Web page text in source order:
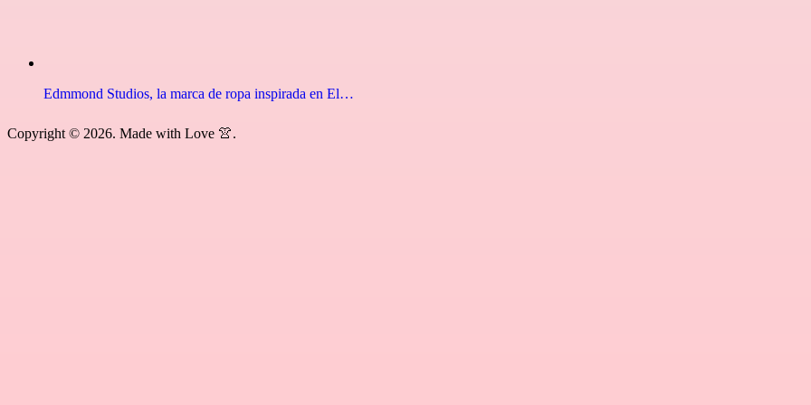
Edmmond Studios, la marca de ropa inspirada en El…
Copyright © 2026. Made with Love 👚.